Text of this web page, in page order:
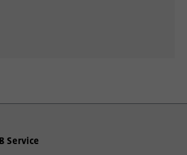
Service